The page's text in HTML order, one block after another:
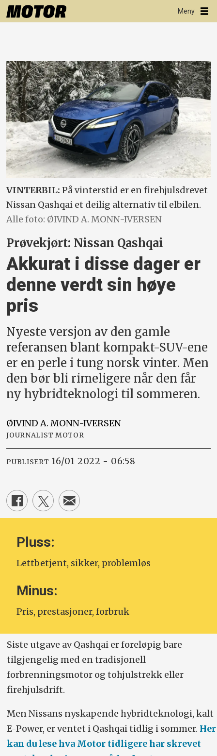
VINTERBIL: På vinterstid er en firehjulsdrevet
Nissan Qashqai et deilig alternativ til elbilen.
Alle foto: ØIVIND A. MONN-IVERSEN
Prøvekjørt: Nissan Qashqai
Akkurat i disse dager er
denne verdt sin høye
pris
Nyeste versjon av den gamle
referansen blant kompakt-SUV-ene
er en perle i tung norsk vinter. Men
den bør bli rimeligere når den får
ny hybridteknologi til sommeren.
ØIVIND A. MONN-IVERSEN
JOURNALIST MOTOR
PUBLISERT 16/01 2022 - 06:58
Pluss:
Lettbetjent, sikker, problemløs
Minus:
Pris, prestasjoner, forbruk
Siste utgave av Qashqai er foreløpig bare
tilgjengelig med en tradisjonell
forbrenningsmotor og tohjulstrekk eller
firehjulsdrift.
Men Nissans nyskapende hybridteknologi, kalt
E-Power, er ventet i Qashqai tidlig i sommer. Her
kan du lese hva Motor tidligere har skrevet